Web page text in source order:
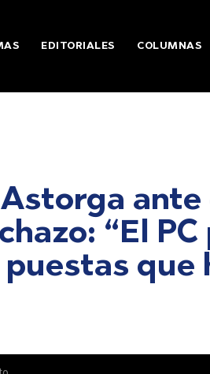
EDITORIALES COLUMNAS
ante
“El
que